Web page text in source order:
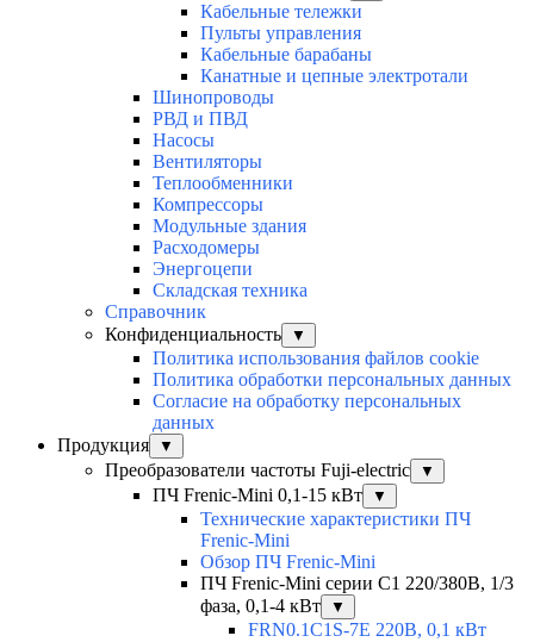
Кабельные тележки
Пульты управления
Кабельные барабаны
Канатные и цепные электротали
Шинопроводы
РВД и ПВД
Насосы
Вентиляторы
Теплообменники
Компрессоры
Модульные здания
Расходомеры
Энергоцепи
Складская техника
Справочник
Конфиденциальность
▼
Политика использования файлов cookie
Политика обработки персональных данных
Согласие на обработку персональных
данных
Продукция
▼
Преобразователи частоты Fuji-electric ▼
ПЧ Frenic-Mini 0,1-15 кВт ▼
Технические характеристики ПЧ
Frenic-Mini
Обзор ПЧ Frenic-Mini
ПЧ Frenic-Mini серии C1 220/380В, 1/3
фаза, 0,1-4 кВт
▼
FRN0.1C1S-7E 220В, 0,1 кВт